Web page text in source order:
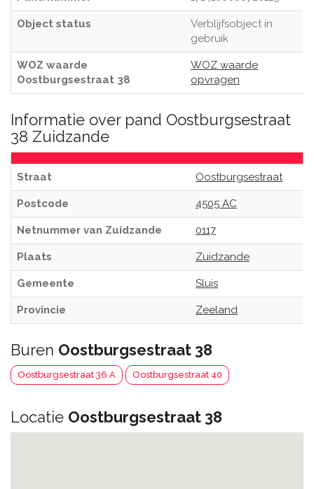
Object status
Verblijfsobject in
gebruik
WOZ waarde
Oostburgsestraat 38
WOZ waarde
opvragen
Informatie over pand Oostburgsestraat
38 Zuidzande
Straat Oostburgsestraat
Postcode 4505 AC
Netnummer van Zuidzande 0117
Plaats Zuidzande
Gemeente Sluis
Provincie Zeeland
Buren Oostburgsestraat 38
Oostburgsestraat 36 A Oostburgsestraat 40
Locatie Oostburgsestraat 38